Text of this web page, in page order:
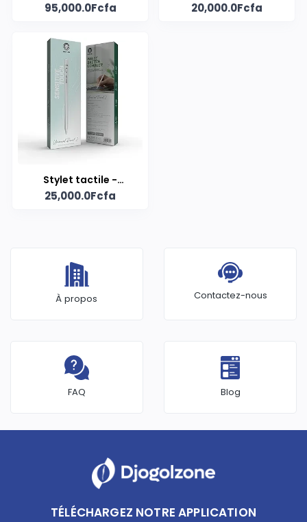
Génération)
95,000.0Fcfa
Universel Lenovo
20,000.0Fcfa
Stylet tactile -
Universal pencil 2
25,000.0Fcfa
À propos Contactez-nous
FAQ Blog
TÉLÉCHARGEZ NOTRE APPLICATION